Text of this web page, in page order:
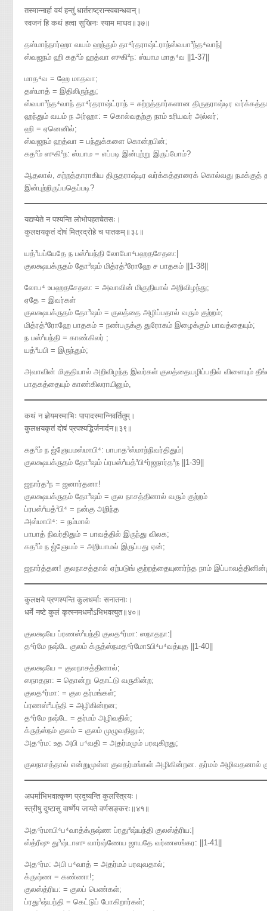
तस्मान्नार्हा वयं हन्तुं धार्तराष्ट्रान्स्वबान्धवान्।
स्वजनं हि कथं हत्वा सुखिनः स्याम माधव॥३७॥
தஸ்மாந்நார்ஹா வயம் ஹந்தும் தா⁴ர்தராஷ்ட்ராந்ஸ்வபா³ந்த⁴வாந்|
ஸ்வஜநம் ஹி கத²ம் ஹத்வா ஸுகி²ந​: ஸ்யாம மாத⁴வ ||1-37||
மாத⁴வ = ஹே மாதவா;
தஸ்மாத் = இதிலிருந்து;
ஸ்வபா³ந்த⁴வாந் தா⁴ர்தராஷ்ட்ராந் = சுற்றத்தார்களான திருதராஷ்டிர
ஹந்தும் வயம் ந அர்ஹா: = கொல்வதற்கு நாம் உரியவர் அல்லர்;
ஹி = ஏனெனில்;
ஸ்வஜநம் ஹத்வா = பந்துக்களை கொன்றபின்;
கத²ம் ஸுகி²ந: ஸ்யாம = எப்படி இன்புற்று இருப்போம்?
ஆதலால், சுற்றத்தாராகிய திருதராஷ்டிர வர்க்கத்தாரைக் கொல்வது
இன்புற்றிருப்பதெப்படி?
यद्यप्येते न पश्यन्ति लोभोपहतचेतसः।
कुलक्षयकृतं दोषं मित्रद्रोहे च पातकम्॥३८॥
யத்³யப்யேதே ந பஸ்²யந்தி லோபோ⁴பஹதசேதஸ​:|
குலக்ஷயக்ருதம் தோ³ஷம் மித்ரத்³ரோஹே ச பாதகம் ||1-38||
லோப⁴ உபஹதசேதஸ: = அவாவின் மிகுதியால் அறிவிழந்து;
ஏதே = இவர்கள்
குலக்ஷயக்ருதம் தோ³ஷம் = குலத்தை அழிப்பதால் வரும் குற்றம்;
மித்ரத்³ரோஹே பாதகம் = நண்பருக்கு துரோகம் இழைக்கும் பாவத்தையும்;
ந பஸ்²யந்தி = காண்கிலர் ;
யத்³யபி = இருந்தும்;
அவாவின் மிகுதியால் அறிவிழந்த இவர்கள் குலத்தையழிப்பதில் விளையும்
பாதகத்தையும் காண்கிலராயினும்,
कथं न ज्ञेयमस्माभिः पापादस्मान्निवर्तितुम्।
कुलक्षयकृतं दोषं प्रपश्यद्भिर्जनार्दन॥३९॥
கத²ம் ந ஜ்ஞேயமஸ்மாபி⁴​: பாபாத³ஸ்மாந்நிவர்திதும்|
குலக்ஷயக்ருதம் தோ³ஷம் ப்ரபஸ்²யத்³பி⁴ர்ஜநார்த³ந ||1-39||
ஜநார்த³ந = ஜனார்தனா!
குலக்ஷயக்ருதம் தோ³ஷம் = குல நாசத்தினால் வரும் குற்றம்
ப்ரபஸ்²யத்³பி⁴ = நன்கு அறிந்த
அஸ்மாபி⁴​: = நம்மால்
பாபாத் நிவர்திதும் = பாவத்தில் இருந்து விலக;
கத²ம் ந ஜ்ஞேயம் = அறியாமல் இருப்பது ஏன்;
ஜநார்த்தன! குலநாசத்தால் ஏற்படுங் குற்றத்தையுணர்ந்த நாம்
कुलक्षये प्रणश्यन्ति कुलधर्माः सनातनाः।
धर्मे नष्टे कुलं कृत्स्नमधर्मोऽभिभवत्युत॥४०॥
குலக்ஷயே ப்ரணஸ்²யந்தி குலத⁴ர்மா​: ஸநாதநா​:|
த⁴ர்மே நஷ்டே குலம் க்ருத்ஸ்நமத⁴ர்மோऽபி⁴ப⁴வத்யுத ||1-40||
குலக்ஷயே = குலநாசத்தினால்;
ஸநாதநா​: = தொன்று தொட்டு வருகின்ற;
குலத⁴ர்மா​: = குல தர்மங்கள்;
ப்ரணஸ்²யந்தி = அழிகின்றன;
த⁴ர்மே நஷ்டே = தர்மம் அழிவதில்;
க்ருத்ஸ்நம் குலம் = குலம் முழுவதிலும்;
அத⁴ர்ம: உத அபி ப⁴வதி = அதர்மமும் பரவுகிறது;
குலநாசத்தால் என்றுமுள்ள குலதர்மங்கள் அழிகின்றன. தர்மம் அழிவதனால்
अधर्माभिभवात्कृष्ण प्रदुष्यन्ति कुलस्त्रियः।
स्त्रीषु दुष्टासु वार्ष्णेय जायते वर्णसङ्करः॥४१॥
அத⁴ர்மாபி⁴ப⁴வாத்க்ருஷ்ண ப்ரது³ஷ்யந்தி குலஸ்த்ரிய​:|
ஸ்த்ரீஷு து³ஷ்டாஸு வார்ஷ்ணேய ஜாயதே வர்ணஸங்கர​: ||1-41||
அத⁴ர்ம: அபி ப⁴வாத் = அதர்மம் பரவுவதால்;
க்ருஷ்ண = கண்ணா!;
குலஸ்த்ரிய​: = குலப் பெண்கள்;
ப்ரது³ஷ்யந்தி = கெட்டுப் போகிறார்கள்;